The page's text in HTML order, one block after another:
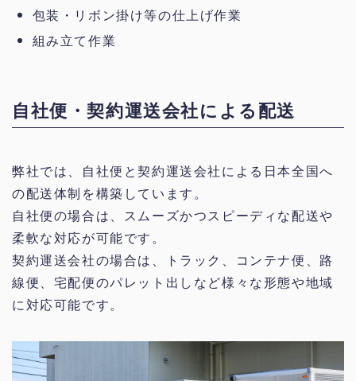
包装・リボン掛け等の仕上げ作業
組み立て作業
自社便・契約運送会社による配送
弊社では、自社便と契約運送会社による日本全国へ
の配送体制を構築しています。
自社便の場合は、スムーズかつスピーディな配送や
柔軟な対応が可能です。
契約運送会社の場合は、トラック、コンテナ便、路
線便、宅配便のパレット出しなど様々な形態や地域
に対応可能です。